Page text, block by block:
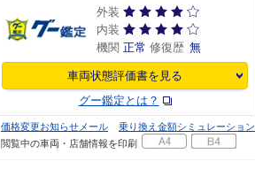
外装
内装
機関 正常 修復歴 無
車両状態評価書を見る
グー鑑定とは？
価格変更お知らせメール
乗り換え金額シミュレーション
閲覧中の車両・店舗情報を印刷